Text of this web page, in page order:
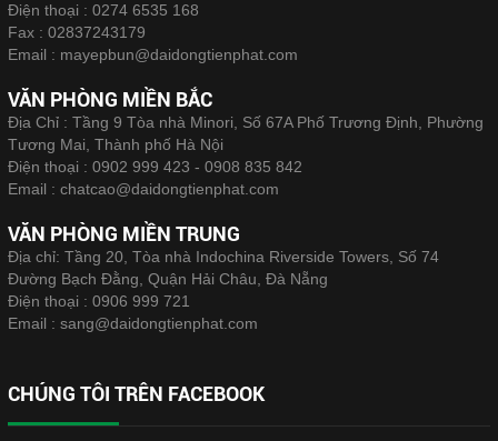
Điện thoại : 0274 6535 168
Fax : 02837243179
Email : mayepbun@daidongtienphat.com
VĂN PHÒNG MIỀN BẮC
Địa Chỉ : Tầng 9 Tòa nhà Minori, Số 67A Phố Trương Định, Phường
Tương Mai, Thành phố Hà Nội
Điện thoại : 0902 999 423 - 0908 835 842
Email : chatcao@daidongtienphat.com
VĂN PHÒNG MIỀN TRUNG
Địa chỉ: Tầng 20, Tòa nhà Indochina Riverside Towers, Số 74
Đường Bạch Đằng, Quận Hải Châu, Đà Nẵng
Điện thoại : 0906 999 721
Email : sang@daidongtienphat.com
CHÚNG TÔI TRÊN FACEBOOK